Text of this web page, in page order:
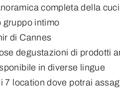
completa della
gruppo intimo
di Cannes
degustazioni di prodotti
in diverse lingue
7 location dove potrai